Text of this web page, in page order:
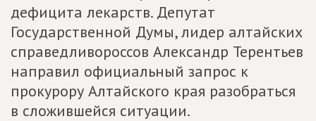
дефицита лекарств. Депутат
Государственной Думы, лидер алтайских
справедливороссов Александр Терентьев
направил официальный запрос к
прокурору Алтайского края разобраться
в сложившейся ситуации.